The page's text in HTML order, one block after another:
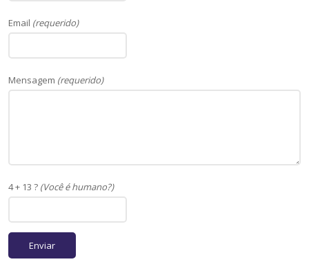
Email (requerido)
Mensagem (requerido)
4 + 13 ? (Você é humano?)